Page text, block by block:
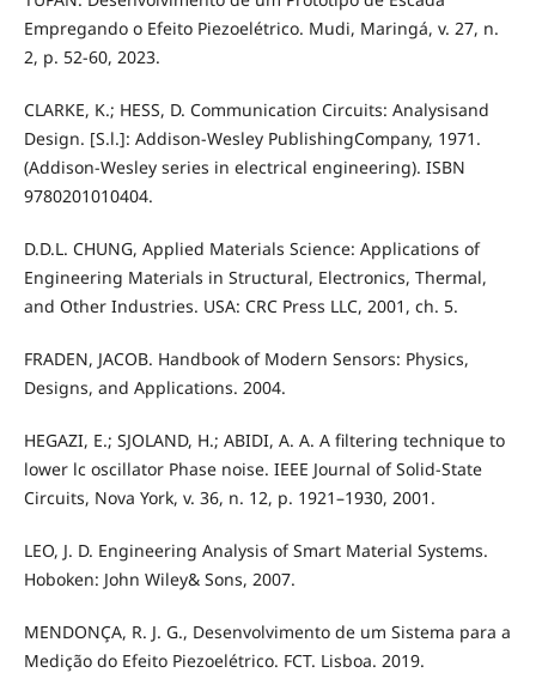
Empregando o Efeito Piezoelétrico. Mudi, Maringá, v. 27, n.
2, p. 52-60, 2023.
CLARKE, K.; HESS, D. Communication Circuits: Analysisand
Design. [S.l.]: Addison-Wesley PublishingCompany, 1971.
(Addison-Wesley series in electrical engineering). ISBN
9780201010404.
D.D.L. CHUNG, Applied Materials Science: Applications of
Engineering Materials in Structural, Electronics, Thermal,
and Other Industries. USA: CRC Press LLC, 2001, ch. 5.
FRADEN, JACOB. Handbook of Modern Sensors: Physics,
Designs, and Applications. 2004.
HEGAZI, E.; SJOLAND, H.; ABIDI, A. A. A filtering technique to
lower lc oscillator Phase noise. IEEE Journal of Solid-State
Circuits, Nova York, v. 36, n. 12, p. 1921–1930, 2001.
LEO, J. D. Engineering Analysis of Smart Material Systems.
Hoboken: John Wiley& Sons, 2007.
MENDONÇA, R. J. G., Desenvolvimento de um Sistema para a
Medição do Efeito Piezoelétrico. FCT. Lisboa. 2019.